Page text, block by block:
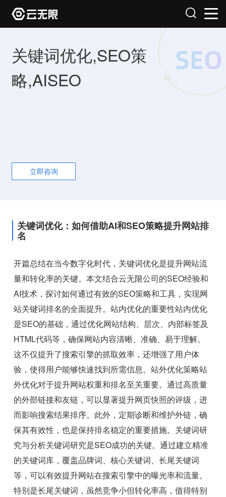
关键词优化,SEO策
略,AISEO
立即咨询
关键词优化：如何借助AI和SEO策略提升网站排
名
开篇总结在当今数字化时代，关键词优化是提升网站流
量和转化率的关键。本文结合云无限公司的SEO经验和
AI技术，探讨如何通过有效的SEO策略和工具，实现网
站关键词排名的全面提升。站内优化的重要性站内优化
是SEO的基础，通过优化网站结构、层次、内部标签及
HTML代码等，确保网站内容清晰、准确、易于理解。
这不仅提升了搜索引擎的抓取效率，还增强了用户体
验，使得用户能够快速找到所需信息。站外优化策略站
外优化对于提升网站权重和排名至关重要。通过高质量
的外部链接和友链，可以显著提升网页快照的评级，进
而影响搜索结果排序。此外，定期诊断和维护外链，确
保其有效性，也是保持排名稳定的重要措施。关键词研
究与分析关键词研究是SEO成功的关键。通过建立精准
的关键词库，覆盖品牌词、核心关键词、长尾关键词
等，可以有效提升网站在搜索引擎中的曝光率和流量。
特别是长尾关键词，虽然竞争小但转化率高，值得特别